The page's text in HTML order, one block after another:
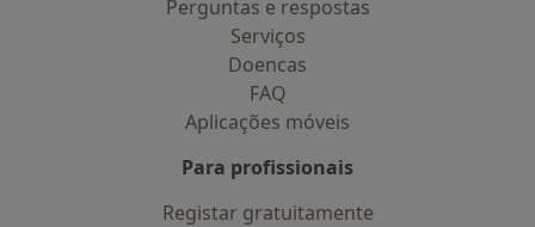
Perguntas e respostas
Serviços
Doencas
FAQ
Aplicações móveis
Para profissionais
Registar gratuitamente